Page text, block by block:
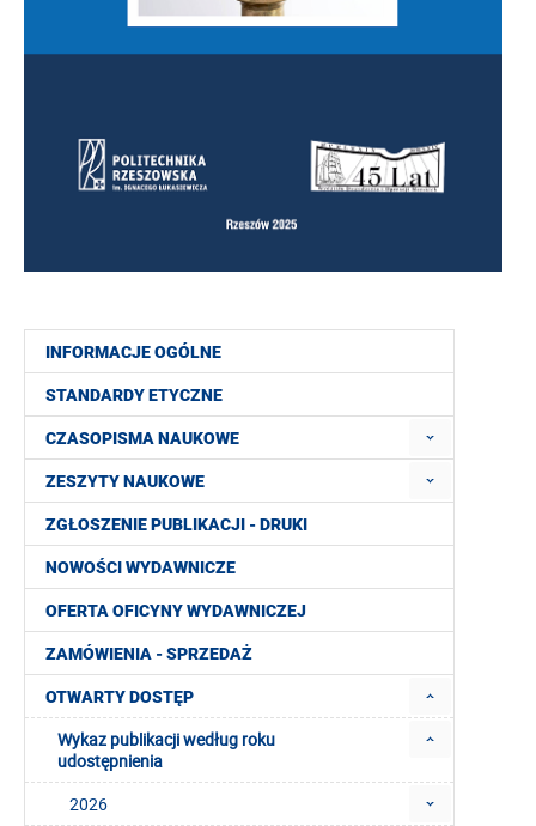
INFORMACJE OGÓLNE
STANDARDY ETYCZNE
CZASOPISMA NAUKOWE
ZESZYTY NAUKOWE
ZGŁOSZENIE PUBLIKACJI - DRUKI
NOWOŚCI WYDAWNICZE
OFERTA OFICYNY WYDAWNICZEJ
ZAMÓWIENIA - SPRZEDAŻ
OTWARTY DOSTĘP
Wykaz publikacji według roku
udostępnienia
2026